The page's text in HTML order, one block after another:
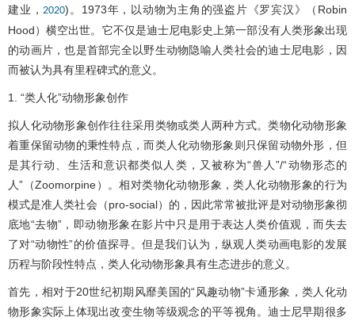
建业， 2020)。1973年，以动物为主角的强盗片《罗宾汉》（Robin
Hood）横空出世。它不仅是迪士尼电影史上第一部没有人类形象出现
的动画片，也是首部完全以野生动物隐喻人类社会的迪士尼电影，因
而被认为具有里程碑式的意义。
1. “类人化”动物形象创作
拟人化动物形象创作往往采用类物或类人两种方式。类物化动物形象
着重保留动物的秉性特点，而类人化动物形象则只保留动物外形，但
是其行动、生活和意识都类似人类，又被称为“兽人”/“动物形态的
人”（Zoomorpine）。相对类物化动物形象，类人化动物形象的行为
模式是准人类社会（pro-social）的，因此常常被批评是对动物形象彻
底地“去物”，即动物形象在影片中只是用于表达人类价值观，而失去
了对“动物性”的价值探寻。但是我们认为，纵观人类动画电影的发展
历程与阶段性特点，类人化动物形象具有生态进步的意义。
首先，相对于20世纪初期风靡美国的“风趣动物”卡通形象，类人化动
物形象实际上体现出改变生物等级观念的平等视角。迪士尼早期很多